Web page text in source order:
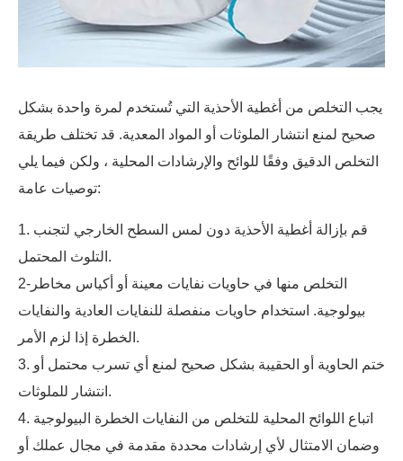
يجب التخلص من أغطية الأحذية التي تُستخدم لمرة واحدة بشكل
صحيح لمنع انتشار الملوثات أو المواد المعدية. قد تختلف طريقة
التخلص الدقيق وفقًا للوائح والإرشادات المحلية ، ولكن فيما يلي
توصيات عامة:
1. قم بإزالة أغطية الأحذية دون لمس السطح الخارجي لتجنب
التلوث المحتمل.
2-التخلص منها في حاويات نفايات معينة أو أكياس مخاطر
بيولوجية. استخدام حاويات منفصلة للنفايات العادية والنفايات
الخطرة إذا لزم الأمر.
3. ختم الحاوية أو الحقيبة بشكل صحيح لمنع أي تسرب محتمل أو
انتشار للملوثات.
4. اتباع اللوائح المحلية للتخلص من النفايات الخطرة البيولوجية
وضمان الامتثال لأي إرشادات محددة مقدمة في مجال عملك أو